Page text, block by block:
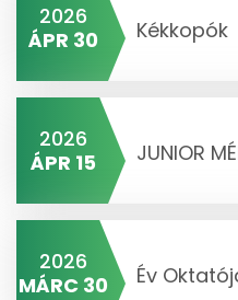
2026
ÁPR 30
Kékkopók
2026
ÁPR 15
JUNIOR
2026
MÁRC 30
Év